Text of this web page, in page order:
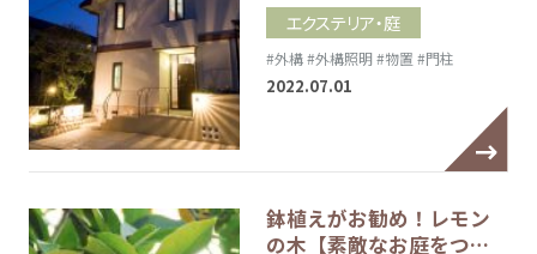
エクステリア・庭
#外構#外構照明 #物置 #門柱
2022.07.01
鉢植えがお勧め！レモン
の木【素敵なお庭をつ…